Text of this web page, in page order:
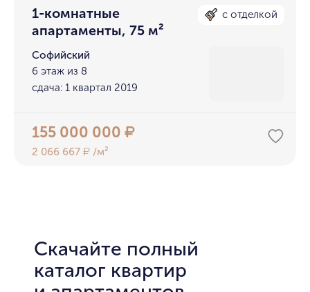
1-комнатные
апартаменты, 75 м²
с отделкой
Софийский
6 этаж из 8
сдача: 1 квартал 2019
155 000 000₽
2 066 667₽ /м²
Скачайте полный
каталог квартир